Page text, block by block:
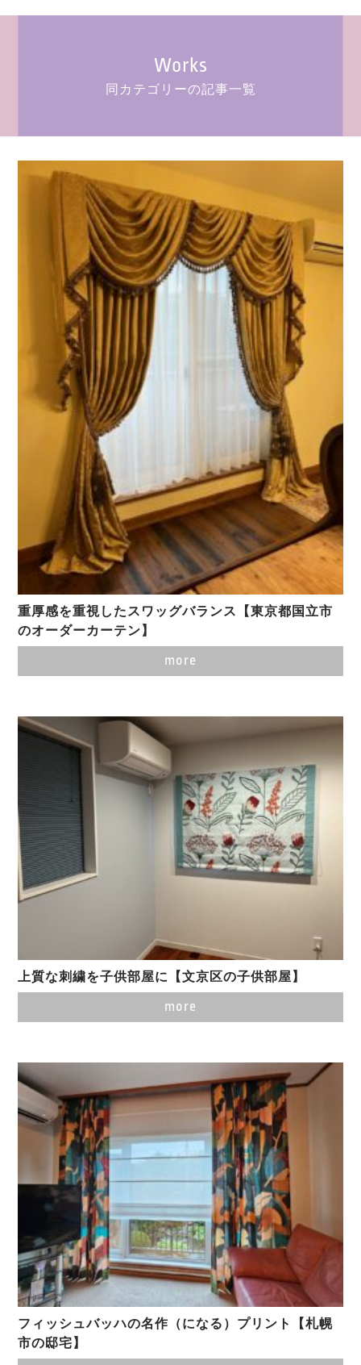
Works
同カテゴリーの記事一覧
重厚感を重視したスワッグバランス【東京都国立市
のオーダーカーテン】
more
上質な刺繍を子供部屋に【文京区の子供部屋】
more
フィッシュバッハの名作（になる）プリント【札幌
市の邸宅】